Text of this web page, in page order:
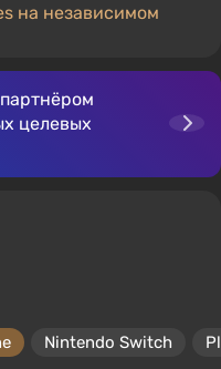
на независимом
целевых
Nintendo Switch